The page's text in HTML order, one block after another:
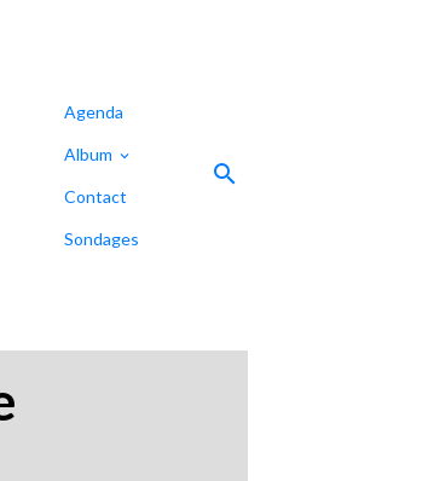
Agenda
Album
Contact
Sondages